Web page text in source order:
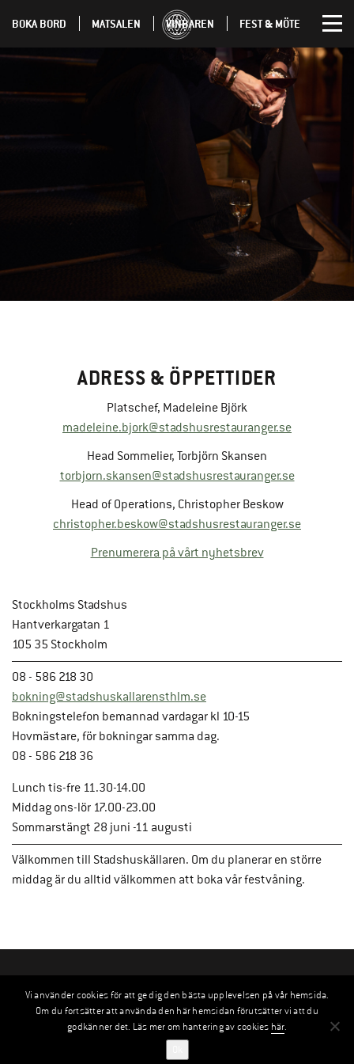
BOKA BORD MATSALEN VINBAREN FEST & MÖTE
ADRESS & ÖPPETTIDER
Platschef, Madeleine Björk
madeleine.bjork@stadshusrestauranger.se
Head Sommelier, Torbjörn Skansen
torbjorn.skansen@stadshusrestauranger.se
Head of Operations, Christopher Beskow
christopher.beskow@stadshusrestauranger.se
Prenumerera på vårt nyhetsbrev
Stockholms Stadshus
Hantverkargatan 1
105 35 Stockholm
08 - 586 218 30
bokning@stadshuskallarensthlm.se
Bokningstelefon bemannad vardagar kl 10-15
Hovmästare, för bokningar samma dag.
08 - 586 218 36
Lunch tis-fre 11.30-14.00
Middag ons-lör 17.00-23.00
Sommarstängt 28 juni -11 augusti
Välkommen till Stadshuskällaren. Om du planerar en större
middag är du alltid välkommen att boka vår festvåning.
Vi använder cookies för att ge dig den bästa upplevelsen på vår hemsida.
Om du fortsätter att använda den här hemsidan förutsätter vi att du
godkänner det. Läs mer om hantering av cookies här.